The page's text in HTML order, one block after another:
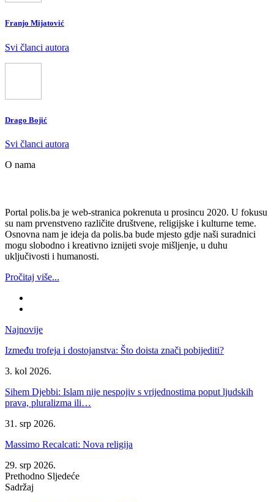
Franjo Mijatović
Svi članci autora
Drago Bojić
Svi članci autora
O nama
Portal polis.ba je web-stranica pokrenuta u prosincu 2020. U fokusu
su nam prvenstveno različite društvene, religijske i kulturne teme.
Osnovna nam je ideja da polis.ba bude mjesto gdje naši suradnici
mogu slobodno i kreativno iznijeti svoje mišljenje, u duhu
uključivosti i humanosti.
Pročitaj više...
Najnovije
Između trofeja i dostojanstva: Što doista znači pobijediti?
3. kol 2026.
Sihem Djebbi: Islam nije nespojiv s vrijednostima poput ljudskih
prava, pluralizma ili…
31. srp 2026.
Massimo Recalcati: Nova religija
29. srp 2026.
Prethodno Sljedeće
Sadržaj